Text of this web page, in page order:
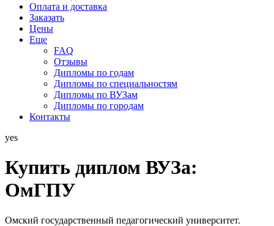
Оплата и доставка
Заказать
Цены
Еще
FAQ
Отзывы
Дипломы по годам
Дипломы по специальностям
Дипломы по ВУЗам
Дипломы по городам
Контакты
yes
Купить диплом ВУЗа:
ОмГПУ
Омский государственный педагогический университет.